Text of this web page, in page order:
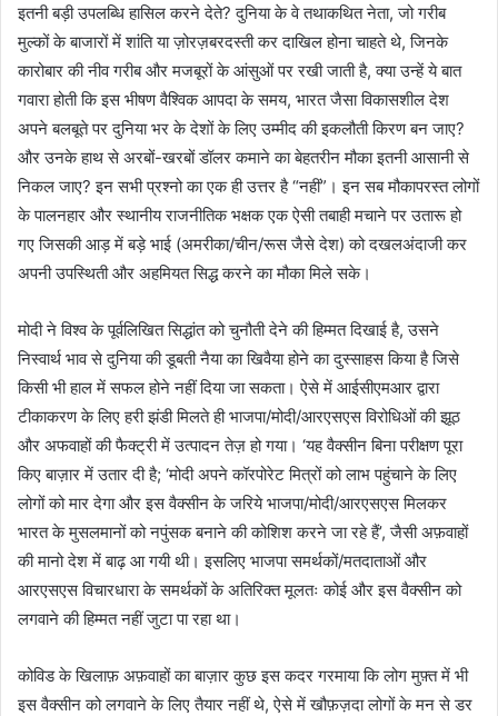
इतनी बड़ी उपलब्धि हासिल करने देते? दुनिया के वे तथाकथित नेता, जो गरीब
मुल्कों के बाजारों में शांति या ज़ोरज़बरदस्ती कर दाखिल होना चाहते थे, जिनके
कारोबार की नीव गरीब और मजबूरों के आंसुओं पर रखी जाती है, क्या उन्हें ये बात
गवारा होती कि इस भीषण वैश्विक आपदा के समय, भारत जैसा विकासशील देश
अपने बलबूते पर दुनिया भर के देशों के लिए उम्मीद की इकलौती किरण बन जाए?
और उनके हाथ से अरबों-खरबों डॉलर कमाने का बेहतरीन मौका इतनी आसानी से
निकल जाए? इन सभी प्रश्नो का एक ही उत्तर है “नहीं”। इन सब मौकापरस्त लोगों
के पालनहार और स्थानीय राजनीतिक भक्षक एक ऐसी तबाही मचाने पर उतारू हो
गए जिसकी आड़ में बड़े भाई (अमरीका/चीन/रूस जैसे देश) को दखलअंदाजी कर
अपनी उपस्थिती और अहमियत सिद्ध करने का मौका मिले सके।
मोदी ने विश्व के पूर्वलिखित सिद्धांत को चुनौती देने की हिम्मत दिखाई है, उसने
निस्वार्थ भाव से दुनिया की डूबती नैया का खिवैया होने का दुस्साहस किया है जिसे
किसी भी हाल में सफल होने नहीं दिया जा सकता। ऐसे में आईसीएमआर द्वारा
टीकाकरण के लिए हरी झंडी मिलते ही भाजपा/मोदी/आरएसएस विरोधिओं की झूठ
और अफवाहों की फैक्ट्री में उत्पादन तेज़ हो गया। ‘यह वैक्सीन बिना परीक्षण पूरा
किए बाज़ार में उतार दी है; ‘मोदी अपने कॉरपोरेट मित्रों को लाभ पहुंचाने के लिए
लोगों को मार देगा और इस वैक्सीन के जरिये भाजपा/मोदी/आरएसएस मिलकर
भारत के मुसलमानों को नपुंसक बनाने की कोशिश करने जा रहे हैं’, जैसी अफ़वाहों
की मानो देश में बाढ़ आ गयी थी। इसलिए भाजपा समर्थकों/मतदाताओं और
आरएसएस विचारधारा के समर्थकों के अतिरिक्त मूलतः कोई और इस वैक्सीन को
लगवाने की हिम्मत नहीं जुटा पा रहा था।
कोविड के खिलाफ़ अफ़वाहों का बाज़ार कुछ इस कदर गरमाया कि लोग मुफ़्त में भी
इस वैक्सीन को लगवाने के लिए तैयार नहीं थे, ऐसे में खौफ़ज़दा लोगों के मन से डर